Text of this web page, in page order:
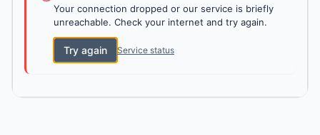
Your connection dropped or our service is briefly
unreachable. Check your internet and try again.
Try again Service status